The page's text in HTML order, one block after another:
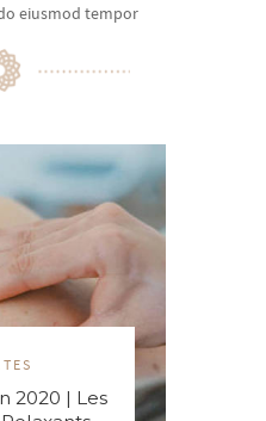
eiusmod tempor
2020 | Les